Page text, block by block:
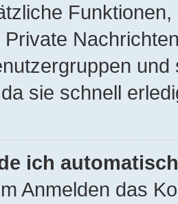
sie schnell
ich
Anmelden das